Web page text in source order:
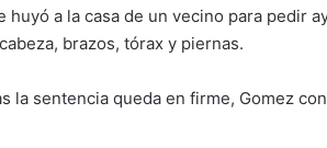
huyó a la casa de un vecino para pedir
brazos, tórax y piernas.
la sentencia queda en firme, Gomez